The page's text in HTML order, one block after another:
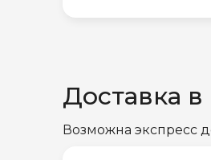
Доставка
Возможна экспресс